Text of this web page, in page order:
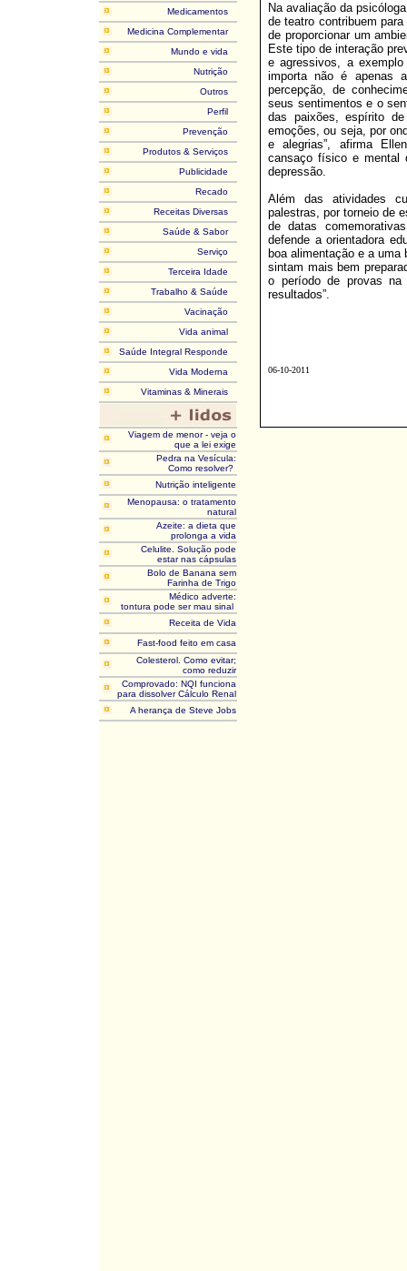
Medicamentos
Medicina Complementar
Mundo e vida
Nutrição
Outros
Perfil
Prevenção
Produtos & Serviços
Publicidade
Recado
Receitas Diversas
Saúde & Sabor
Serviço
Terceira Idade
Trabalho & Saúde
Vacinação
Vida animal
Saúde Integral Responde
Vida Moderna
Vitaminas & Minerais
Viagem de menor - veja o
que a lei exige
Pedra na Vesícula:
Como resolver?
Nutrição inteligente
Menopausa: o tratamento
natural
Azeite: a dieta que
prolonga a vida
Celulite. Solução pode
estar nas cápsulas
Bolo de Banana sem
Farinha de Trigo
Médico adverte:
tontura pode ser mau sinal
Receita de Vida
Fast-food feito em casa
Colesterol. Como evitar;
como reduzir
Comprovado: NQI funciona
para dissolver Cálculo Renal
A herança de Steve Jobs
Na avaliação da
de teatro contribuem
de proporcionar um
Este tipo de interação
e agressivos, a
importa não é apenas
percepção, de
seus sentimentos e o
das paixões, espírito
emoções, ou seja, por
e alegrias”, afirma
cansaço físico e mental
depressão.
Além das atividades
palestras, por torneio de
de datas
defende a orientadora
boa alimentação e a
sintam mais bem
o período de provas na
resultados”.
06-10-2011